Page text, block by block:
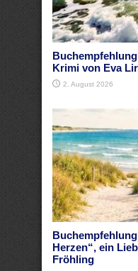
Krimi von Eva
2. August 2026
Herzen“, ein
Fröhling